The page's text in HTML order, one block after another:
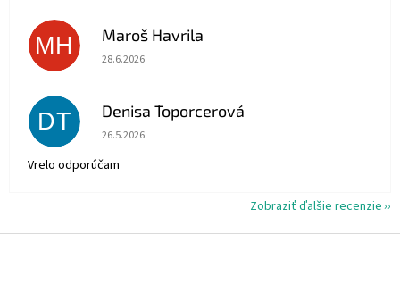
MH Maroš Havrila
Hodnotenie obchodu je 5 z 5 hviezdičiek.
28.6.2026
DT Denisa Toporcerová
Hodnotenie obchodu je 5 z 5 hviezdičiek.
26.5.2026
Vrelo odporúčam
Zobraziť ďalšie recenzie